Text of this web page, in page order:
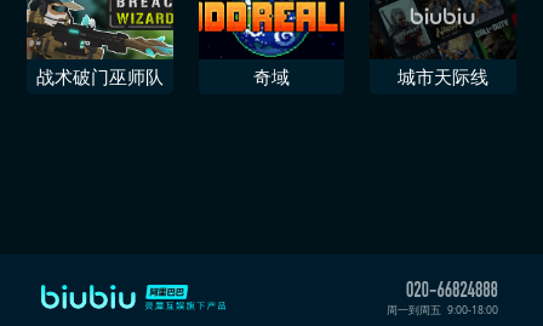
战术破门巫师队 奇域 城市天际线
周一到周五 9:00-18:00